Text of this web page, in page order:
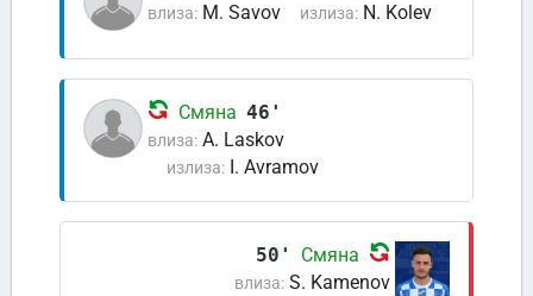
влиза: M. Savov излиза: N. Kolev
Смяна 46'
влиза: A. Laskov
излиза: I. Avramov
50' Смяна
влиза: S. Kamenov